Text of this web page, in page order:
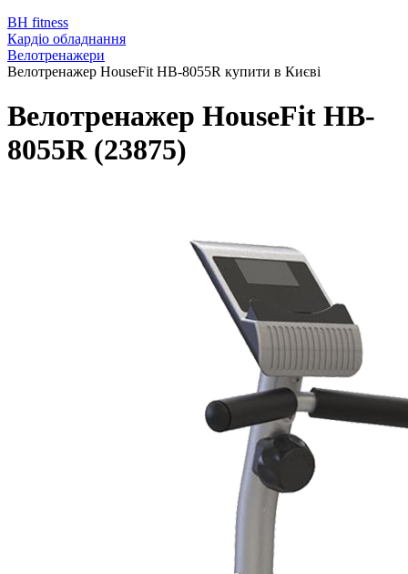
BH fitness
Кардіо обладнання
Велотренажери
Велотренажер HouseFit HB-8055R купити в Києві
Велотренажер HouseFit HB-
8055R (23875)